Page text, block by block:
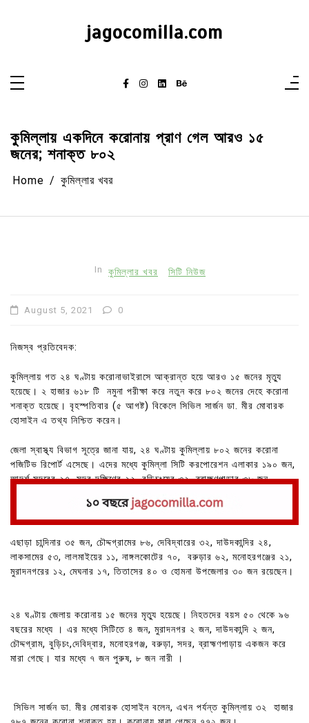
jagocomilla.com
কুমিল্লায় একদিনে করোনায় প্রাণ গেল আরও ১৫
জনের; শনাক্ত ৮০২
Home কুমিল্লার খবর
In কুমিল্লার খবর সিটি নিউজ
August 5, 2021 0
নিজস্ব প্রতিবেদক:
কুমিল্লায় গত ২৪ ঘণ্টায় করোনাভাইরাসে আক্রান্ত হয়ে আরও ১৫ জনের মৃত্যু
হয়েছে। ২ হাজার ৬১৮ টি নমুনা পরীক্ষা করে নতুন করে ৮০২ জনের দেহে করোনা
শনাক্ত হয়েছে। বৃহস্পতিবার (৫ আগষ্ট) বিকেলে সিভিল সার্জন ডা. মীর মোবারক
হোসাইন এ তথ্য নিশ্চিত করেন।
জেলা স্বাস্থ্য বিভাগ সূত্রে জানা যায়, ২৪ ঘণ্টায় কুমিল্লায় ৮০২ জনের করোনা
পজিটিভ রিপোর্ট এসেছে। এদের মধ্যে কুমিল্লা সিটি করপোরেশন এলাকার ১৯০ জন,
আদর্শ সদরের ২৭, সদর দক্ষিণের ২২, বুড়িচংয়ের ৩২, ব্রাহ্মণপাড়ার ৩৮ জন
এছাড়া চান্দিনার ৩৫ জন, চৌদ্দগ্রামের ৮৬, দেবিদ্বারের ৩২, দাউদকান্দির ২৪,
লাকসামের ৫৩, লালমাইয়ের ১১, নাঙ্গলকোটের ৭০, বরুড়ার ৬২, মনোহরগঞ্জের ২১,
মুরাদনগরের ১২, মেঘনার ১৭, তিতাসের ৪০ ও হোমনা উপজেলার ৩০ জন রয়েছেন।
২৪ ঘণ্টায় জেলায় করোনায় ১৫ জনের মৃত্যু হয়েছে। নিহতদের বয়স ৫০ থেকে ৯৬
বছরের মধ্যে । এর মধ্যে সিটিতে ৪ জন, মুরাদনগর ২ জন, দাউদকান্দি ২ জন,
চৌদ্দগ্রাম, বুড়িচং,দেবিদ্বার, মনোহরগঞ্জ, বরুড়া, সদর, ব্রাহ্মণপাড়ায় একজন করে
মারা গেছে। যার মধ্যে ৭ জন পুরুষ, ৮ জন নারী ।
সিভিল সার্জন ডা. মীর মোবারক হোসাইন বলেন, এখন পর্যন্ত কুমিল্লায় ৩২ হাজার